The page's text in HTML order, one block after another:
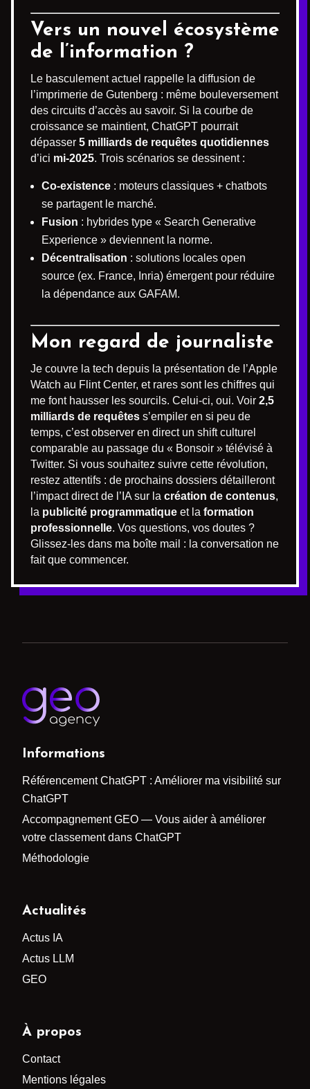
Vers un nouvel écosystème
de l’information ?
Le basculement actuel rappelle la diffusion de
l’imprimerie de Gutenberg : même bouleversement
des circuits d’accès au savoir. Si la courbe de
croissance se maintient, ChatGPT pourrait
dépasser 5 milliards de requêtes quotidiennes
d’ici mi-2025. Trois scénarios se dessinent :
Co-existence : moteurs classiques + chatbots
se partagent le marché.
Fusion : hybrides type « Search Generative
Experience » deviennent la norme.
Décentralisation : solutions locales open
source (ex. France, Inria) émergent pour réduire
la dépendance aux GAFAM.
Mon regard de journaliste
Je couvre la tech depuis la présentation de l’Apple
Watch au Flint Center, et rares sont les chiffres qui
me font hausser les sourcils. Celui-ci, oui. Voir 2,5
milliards de requêtes s’empiler en si peu de
temps, c’est observer en direct un shift culturel
comparable au passage du « Bonsoir » télévisé à
Twitter. Si vous souhaitez suivre cette révolution,
restez attentifs : de prochains dossiers détailleront
l’impact direct de l’IA sur la création de contenus,
la publicité programmatique et la formation
professionnelle. Vos questions, vos doutes ?
Glissez-les dans ma boîte mail : la conversation ne
fait que commencer.
Informations
Référencement ChatGPT : Améliorer ma visibilité sur
ChatGPT
Accompagnement GEO — Vous aider à améliorer
votre classement dans ChatGPT
Méthodologie
Actualités
Actus IA
Actus LLM
GEO
À propos
Contact
Mentions légales